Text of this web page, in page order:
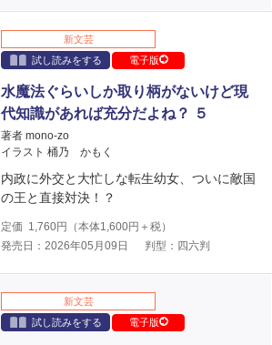
新文芸
試し読みをする
電子版
水魔法ぐらいしか取り柄がないけど現
代知識があれば充分だよね？ ５
著者 mono-zo
イラスト 桶乃 かもく
内政に外交と大忙しな転生幼女、ついに敵国
の王と直接対決！？
定価 1,760円（本体1,600円＋税）
発売日：2026年05月09日
判型：四六判
新文芸
試し読みをする
電子版